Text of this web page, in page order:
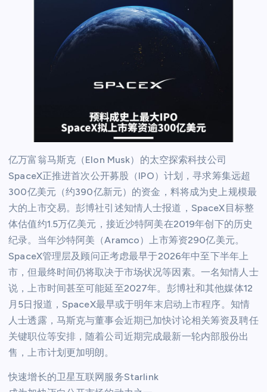
亿万富翁马斯克（Elon Musk）的太空探索科技公司
SpaceX正推进首次公开募股（IPO）计划，寻求筹集远超
300亿美元（约390亿新元）的资金，料将成为史上规模最
大的上市交易。彭博社引述知情人士报道，SpaceX目标整
体估值约1.5万亿美元，接近沙特阿美在2019年创下的历史
纪录。当年沙特阿美（Aramco）上市筹资290亿美元。
SpaceX管理层及顾问正考虑最早于2026年中至下半年上
市，但最终时间仍将取决于市场状况等因素。一名知情人士
说，上市时间甚至可能延至2027年。彭博社和其他媒体12
月5日报道，SpaceX最早或于明年末启动上市程序。知情
人士透露，马斯克与董事会近期已加快讨论相关筹资及聘任
关键职位等安排，随着公司近期完成最新一轮内部股份出
售，上市计划更加明朗。
快速增长的卫星互联网服务Starlink